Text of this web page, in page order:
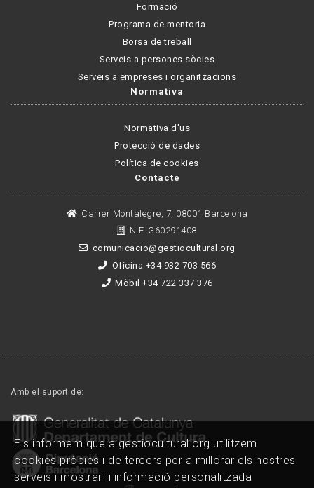
Formació
Programa de mentoria
Borsa de treball
Serveis a persones sòcies
Serveis a empreses i organitzacions
Normativa
Normativa d'us
Protecció de dades
Política de cookies
Contacte
Carrer Montalegre, 7, 08001 Barcelona
NIF. G60291408
comunicacio@gestiocultural.org
Oficina +34 932 703 566
Mòbil +34 722 337 376
Amb el suport de:
Els informem que a gestiocultural.org utilitzem
cookies pròpies i de tercers per a millorar els nostres
serveis i mostrar-li informació personalitzada